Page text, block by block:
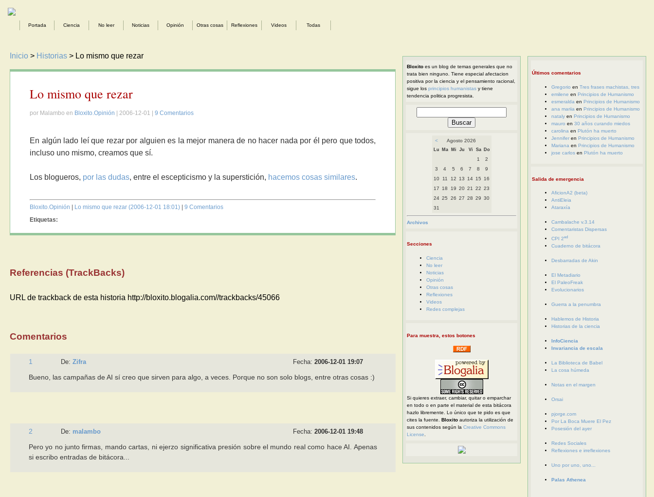
Portada Ciencia No leer Noticias Opinión Otras cosas Reflexiones Videos Todas
Inicio > Historias > Lo mismo que rezar
Lo mismo que rezar
por Malambo en Bloxito.Opinión | 2006-12-01 |9 Comentarios
En algún lado leí que rezar por alguien es la mejor manera de no hacer nada por él pero que todos,
incluso uno mismo, creamos que sí.
Los blogueros, por las dudas, entre el escepticismo y la superstición, hacemos cosas similares.
Bloxito.Opinión Lo mismo que rezar (2006-12-01 18:01) |9 Comentarios
Etiquetas:
Referencias (TrackBacks)
URL de trackback de esta historia http://bloxito.blogalia.com//trackbacks/45066
Comentarios
1 De: Zifra Fecha: 2006-12-01 19:07
Bueno, las campañas de AI sí creo que sirven para algo, a veces. Porque no son solo blogs, entre otras cosas :)
2 De: malambo Fecha: 2006-12-01 19:48
Pero yo no junto firmas, mando cartas, ni ejerzo significativa presión sobre el mundo real como hace AI. Apenas
si escribo entradas de bitácora...
Bloxitoes un blog de temas generales que no
trata bien ninguno. Tiene especial afectacion
positiva por la ciencia y el pensamiento racional,
sigue los principios humanistasy tiene
tendencia politica progresista.
< Agosto 2026
Lu Ma Mi Ju Vi Sa Do
1
2
3
4 5 6 7 8
9
10
11 12 13 14 15
16
17
18 19 20 21 22 23
24 25 26 27 28 29 30
31
Archivos
Secciones
Ciencia
No leer
Noticias
Opinión
Otras cosas
Reflexiones
Videos
Redes complejas
Para muestra, estos botones
Si quieres extraer, cambiar, quitar o emparchar
en todo o en parte el material de esta bitácora
hazlo libremente. Lo único que te pido es que
cites la fuente. Bloxitoautoriza la utilización de
sus contenidos según la Creative Commons
License
Últimos comentarios
Gregorio en Tres frases machistas, tres
emilene en Principios de Humanismo
esmeralda en Principios de Humanismo
ana mariia en Principios de Humanismo
natalyen Principios de Humanismo
mauro en 30 años curando miedos
carolina en Plutón ha muerto
Jenniferen Principios de Humanismo
Mariana en Principios de Humanismo
jose carlosen Plutón ha muerto
Salida de emergencia
AficionA2 (beta)
AntiEleia
Ataraxía
Cambalache v.3.14
Comentaristas Dispersas
CPI 2ed
Cuaderno de bitácora
Desbarradas de Akin
El Metadiario
El PaleoFreak
Evolucionarios
Guerra a la penumbra
Hablemos de Historia
Historias de la ciencia
InfoCiencia
Invariancia de escala
La Biblioteca de Babel
La cosa húmeda
Notas en el margen
Orsai
pjorge.com
Por La Boca Muere El Pez
Posesión del ayer
Redes Sociales
Reflexiones e irreflexiones
Uno por uno, uno...
Palas Athenea